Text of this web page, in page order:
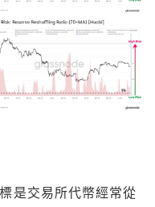
是交易所代幣經常從